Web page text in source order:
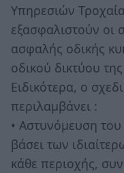
Υπηρεσιών
εξασφαλιστούν οι
ασφαλής οδικής
οδικού δικτύου
Ειδικότερα, ο
περιλαμβάνει :
• Αστυνόμευση του
βάσει των
κάθε περιοχής,